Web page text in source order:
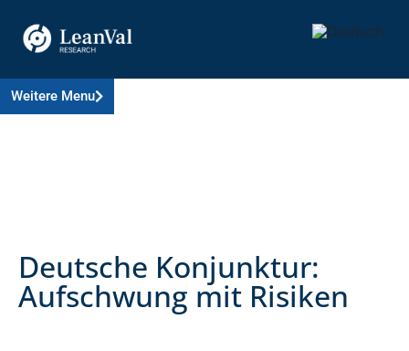
Weitere Menu
Deutsche Konjunktur:
Aufschwung mit Risiken